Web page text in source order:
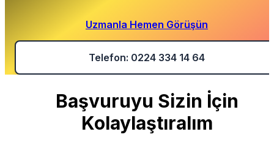
Uzmanla Hemen Görüşün
Telefon: 0224 334 14 64
Başvuruyu Sizin İçin
Kolaylaştıralım